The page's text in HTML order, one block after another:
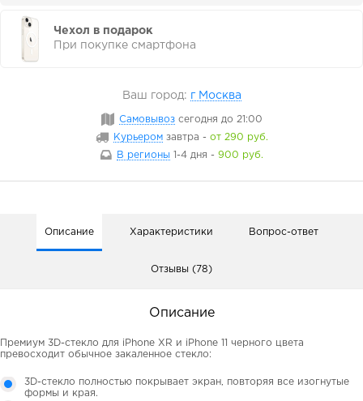
Чехол в подарок
При покупке смартфона
Ваш город: г Москва
Самовывоз сегодня до 21:00
Курьером завтра - от 290 руб.
В регионы 1-4 дня - 900 руб.
Описание Характеристики Вопрос-ответ
Отзывы (78)
Описание
Премиум 3D-стекло для iPhone XR и iPhone 11 черного цвета
превосходит обычное закаленное стекло:
3D-стекло полностью покрывает экран, повторяя все изогнутые
формы и края.